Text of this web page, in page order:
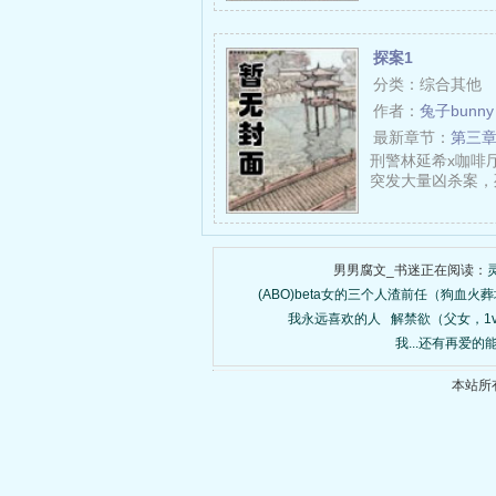
探案1
分类：综合其他
作者： 兔子bunny
最新章节： 第三
刑警林延希x咖啡
突发大量凶杀案
男男腐文_书迷正在阅读：
(ABO)beta女的三个人渣前任（狗血火
我永远喜欢的人
解禁欲（父女，
我...还有再爱的
本站所